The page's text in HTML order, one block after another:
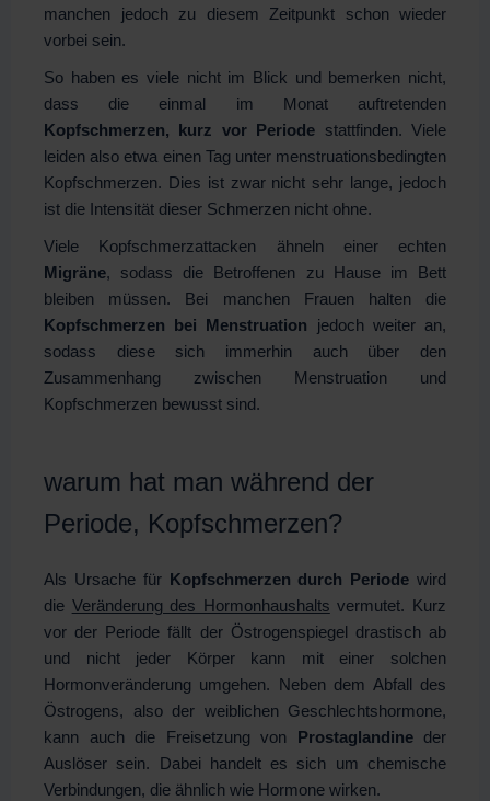
manchen jedoch zu diesem Zeitpunkt schon wieder
vorbei sein.
So haben es viele nicht im Blick und bemerken nicht,
dass die einmal im Monat auftretenden
Kopfschmerzen, kurz vor Periode stattfinden. Viele
leiden also etwa einen Tag unter menstruationsbedingten
Kopfschmerzen. Dies ist zwar nicht sehr lange, jedoch
ist die Intensität dieser Schmerzen nicht ohne.
Viele Kopfschmerzattacken ähneln einer echten
Migräne, sodass die Betroffenen zu Hause im Bett
bleiben müssen. Bei manchen Frauen halten die
Kopfschmerzen bei Menstruation jedoch weiter an,
sodass diese sich immerhin auch über den
Zusammenhang zwischen Menstruation und
Kopfschmerzen bewusst sind.
warum hat man während der
Periode, Kopfschmerzen?
Als Ursache für Kopfschmerzen durch Periode wird
die Veränderung des Hormonhaushalts vermutet. Kurz
vor der Periode fällt der Östrogenspiegel drastisch ab
und nicht jeder Körper kann mit einer solchen
Hormonveränderung umgehen. Neben dem Abfall des
Östrogens, also der weiblichen Geschlechtshormone,
kann auch die Freisetzung von Prostaglandineder
Auslöser sein. Dabei handelt es sich um chemische
Verbindungen, die ähnlich wie Hormone wirken.